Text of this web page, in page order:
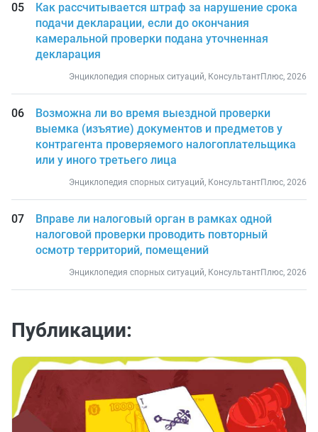
Как рассчитывается штраф за нарушение срока
подачи декларации, если до окончания
камеральной проверки подана уточненная
декларация
Энциклопедия спорных ситуаций, КонсультантПлюс, 2026
Возможна ли во время выездной проверки
выемка (изъятие) документов и предметов у
контрагента проверяемого налогоплательщика
или у иного третьего лица
Энциклопедия спорных ситуаций, КонсультантПлюс, 2026
Вправе ли налоговый орган в рамках одной
налоговой проверки проводить повторный
осмотр территорий, помещений
Энциклопедия спорных ситуаций, КонсультантПлюс, 2026
Публикации: